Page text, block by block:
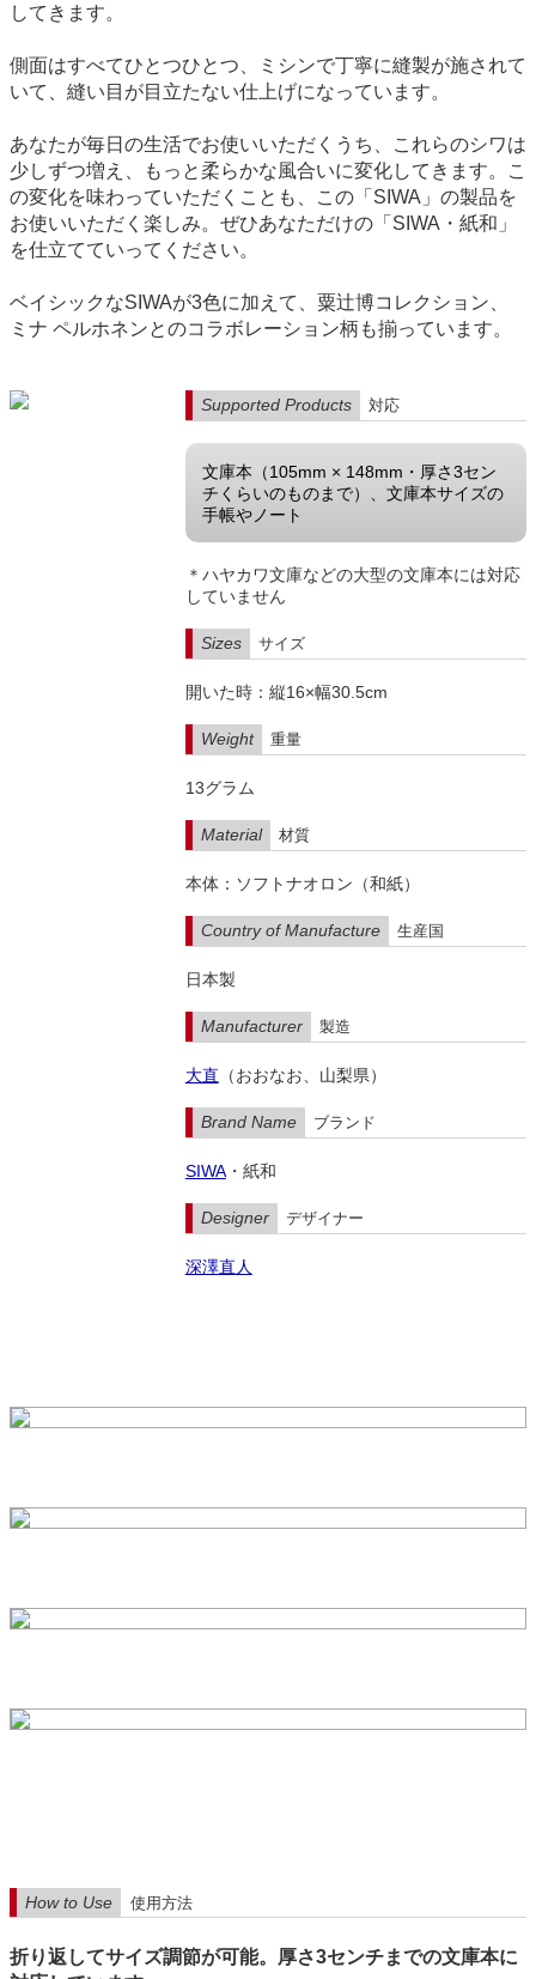
してきます。
側面はすべてひとつひとつ、ミシンで丁寧に縫製が施されて
いて、縫い目が目立たない仕上げになっています。
あなたが毎日の生活でお使いいただくうち、これらのシワは
少しずつ増え、もっと柔らかな風合いに変化してきます。こ
の変化を味わっていただくことも、この「SIWA」の製品を
お使いいただく楽しみ。ぜひあなただけの「SIWA・紙和」
を仕立てていってください。
ベイシックなSIWAが3色に加えて、粟辻博コレクション、
ミナ ペルホネンとのコラボレーション柄も揃っています。
Supported Products 対応
文庫本（105mm × 148mm・厚さ3セン
チくらいのものまで）、文庫本サイズの
手帳やノート
＊ハヤカワ文庫などの大型の文庫本には対応
していません
Sizes サイズ
開いた時：縦16×幅30.5cm
Weight 重量
13グラム
Material 材質
本体：ソフトナオロン（和紙）
Country of Manufacture 生産国
日本製
Manufacturer 製造
大直 （おおなお、山梨県）
Brand Name ブランド
SIWA・紙和
Designer デザイナー
深澤直人
How to Use 使用方法
折り返してサイズ調節が可能。厚さ3センチまでの文庫本に